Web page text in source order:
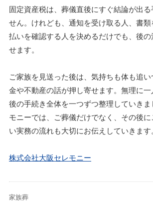
固定資産税は、葬儀直後にすぐ結論が出
せん。けれども、通知を受け取る人、書
払いを確認する人を決めるだけでも、後
せます。
ご家族を見送った後は、気持ちも体も追
金や不動産の話が押し寄せます。無理に
後の手続き全体を一つずつ整理していき
モニーでは、ご葬儀だけでなく、その後
い実務の流れも大切にお伝えしていきます。
株式会社大阪セレモニー
家族葬